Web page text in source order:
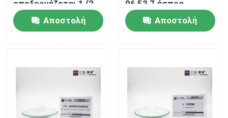
Περίπου εμείς
επεξεργάζεται 1 (2-
υδροξύ-3-
Sulfopropyl) -
Pyridinium Betane
Αποστολή
96 53 7 άσπρα
κρύσταλλα
Αποστολή